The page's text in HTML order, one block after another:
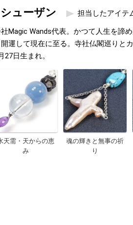
ューザン 担当したアイテ
Magic Wands代表。かつて人生を諦
運して現在に至る。寺社仏閣巡りと
27日生まれ。
天需・天からの恵
み
魂の輝きと無事の祈
り